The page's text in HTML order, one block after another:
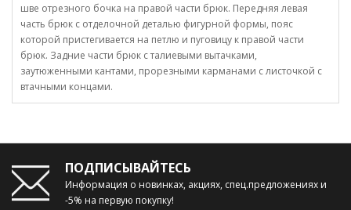
шве отрезного бочка на правой части брюк. Передняя левая
часть брюк с отделочной деталью фигурной формы, пояс
которой пристегивается на петлю и пуговицу к правой части
брюк. Задние части брюк с талиевыми вытачками,
заутюженными кантами, прорезными карманами с листочкой с
втачными концами.
ПОДПИСЫВАЙТЕСЬ
Информация о новинках, акциях, спец.предложениях и
-5% на первую покупку!